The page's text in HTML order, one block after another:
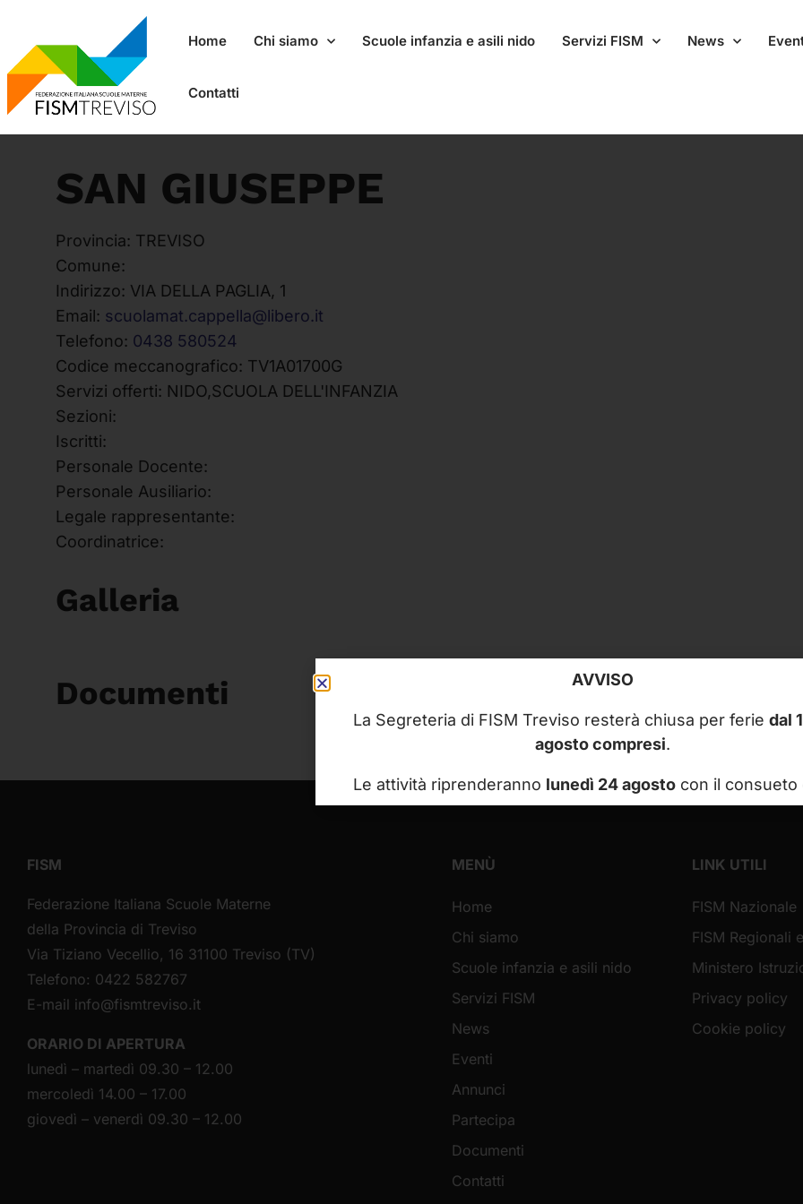
Home Chi siamo Scuole infanzia e asili nido Servizi FISM News
Contatti
SAN GIUSEPPE
Provincia: TREVISO
Comune:
Indirizzo: VIA DELLA PAGLIA, 1
Email: scuolamat.cappella@libero.it
Telefono: 0438 580524
Codice meccanografico: TV1A01700G
Servizi offerti: NIDO,SCUOLA DELL'INFANZIA
Sezioni:
Iscritti:
Personale Docente:
Personale Ausiliario:
Legale rappresentante:
Coordinatrice:
Galleria
Documenti
FISM
Federazione Italiana Scuole Materne
della Provincia di Treviso
Via Tiziano Vecellio, 16 31100 Treviso (TV)
Telefono: 0422 582767
E-mail info@fismtreviso.it
ORARIO DI APERTURA
lunedì – martedì 09.30 – 12.00
mercoledì 14.00 – 17.00
giovedì – venerdì 09.30 – 12.00
MENÙ
Home
Chi siamo
Scuole infanzia e asili nido
Servizi FISM
News
Eventi
Annunci
Partecipa
Documenti
Contatti
LINK UTILI
FISM Nazionale
FISM Regionali
Ministero
Privacy policy
Cookie policy
AVVISO
La Segreteria di FISM Treviso resterà chiusa per ferie dal
agosto compresi.
Le attività riprenderanno lunedì 24 agosto con il consueto